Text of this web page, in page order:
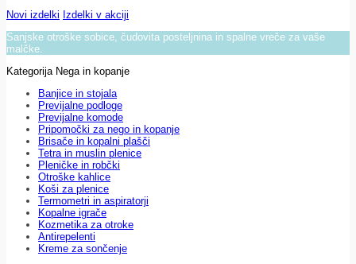
Novi izdelki Izdelki v akciji
Sanjske otroške sobice, čudovita posteljnina in spalne vreče za vaše
malčke.
Kategorija Nega in kopanje
Banjice in stojala
Previjalne podloge
Previjalne komode
Pripomočki za nego in kopanje
Brisače in kopalni plašči
Tetra in muslin plenice
Pleničke in robčki
Otroške kahlice
Koši za plenice
Termometri in aspiratorji
Kopalne igrače
Kozmetika za otroke
Antirepelenti
Kreme za sončenje